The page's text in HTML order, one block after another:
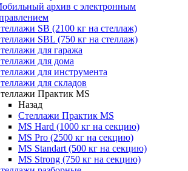
архив с электронным
SB (2100 кг на стеллаж)
SBL (750 кг на стеллаж)
для гаража
для дома
для инструмента
для складов
Практик MS
Назад
Стеллажи Практик MS
MS Hard (1000 кг на секцию)
MS Pro (2500 кг на секцию)
MS Standart (500 кг на секцию)
MS Strong (750 кг на секцию)